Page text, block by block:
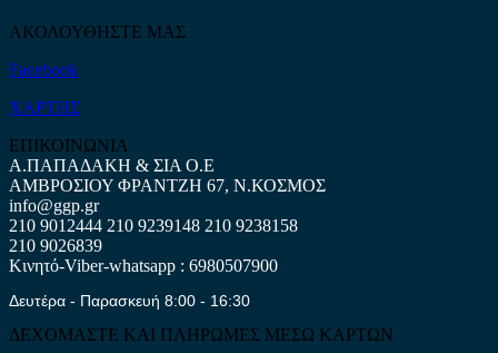
ΑΚΟΛΟΥΘΗΣΤΕ ΜΑΣ
Facebook
ΧΑΡΤΗΣ
ΕΠΙΚΟΙΝΩΝΙΑ
Α.ΠΑΠΑΔΑΚΗ & ΣΙΑ Ο.Ε
ΑΜΒΡΟΣΙΟΥ ΦΡΑΝΤΖΗ 67, Ν.ΚΟΣΜΟΣ
info@ggp.gr
210 9012444 210 9239148 210 9238158
210 9026839
Κινητό-Viber-whatsapp : 6980507900
Δευτέρα - Παρασκευή 8:00 - 16:30
ΔΕΧΟΜΑΣΤΕ ΚΑΙ ΠΛΗΡΩΜΕΣ ΜΕΣΩ ΚΑΡΤΩΝ